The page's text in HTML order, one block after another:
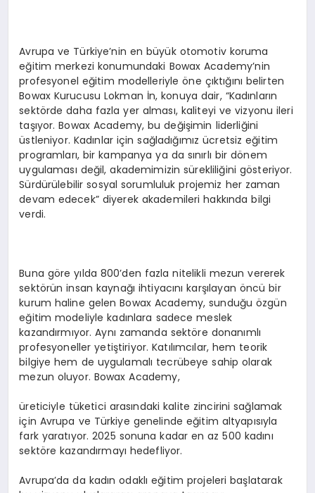
Avrupa ve Türkiye’nin en büyük otomotiv koruma
eğitim merkezi konumundaki Bowax Academy’nin
profesyonel eğitim modelleriyle öne çıktığını belirten
Bowax Kurucusu Lokman İn, konuya dair, “Kadınların
sektörde daha fazla yer alması, kaliteyi ve vizyonu ileri
taşıyor. Bowax Academy, bu değişimin liderliğini
üstleniyor. Kadınlar için sağladığımız ücretsiz eğitim
programları, bir kampanya ya da sınırlı bir dönem
uygulaması değil, akademimizin sürekliliğini gösteriyor.
Sürdürülebilir sosyal sorumluluk projemiz her zaman
devam edecek” diyerek akademileri hakkında bilgi
verdi.
Buna göre yılda 800’den fazla nitelikli mezun vererek
sektörün insan kaynağı ihtiyacını karşılayan öncü bir
kurum haline gelen Bowax Academy, sunduğu özgün
eğitim modeliyle kadınlara sadece meslek
kazandırmıyor. Aynı zamanda sektöre donanımlı
profesyoneller yetiştiriyor. Katılımcılar, hem teorik
bilgiye hem de uygulamalı tecrübeye sahip olarak
mezun oluyor. Bowax Academy,
üreticiyle tüketici arasındaki kalite zincirini sağlamak
için Avrupa ve Türkiye genelinde eğitim altyapısıyla
fark yaratıyor. 2025 sonuna kadar en az 500 kadını
sektöre kazandırmayı hedefliyor.
Avrupa’da da kadın odaklı eğitim projeleri başlatarak